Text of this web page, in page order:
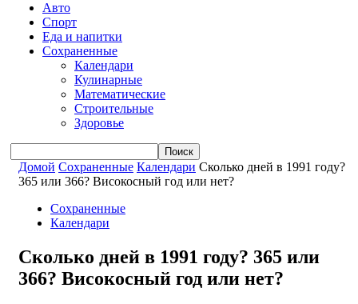
Авто
Спорт
Еда и напитки
Сохраненные
Календари
Кулинарные
Математические
Строительные
Здоровье
Домой Сохраненные Календари Сколько дней в 1991 году?
365 или 366? Високосный год или нет?
Сохраненные
Календари
Сколько дней в 1991 году? 365 или
366? Високосный год или нет?